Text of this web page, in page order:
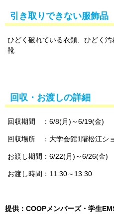
引き取りできない服飾品
ひどく破れている衣類、ひどく汚
靴
回収・お渡しの詳細
回収期間 ：6/8(月)～6/19(金)
回収場所 ：大学会館1階松江シ
お渡し期間：6/22(月)～6/26(金)
お渡し時間：11:30～13:30
提供：COOPメンバーズ・学生